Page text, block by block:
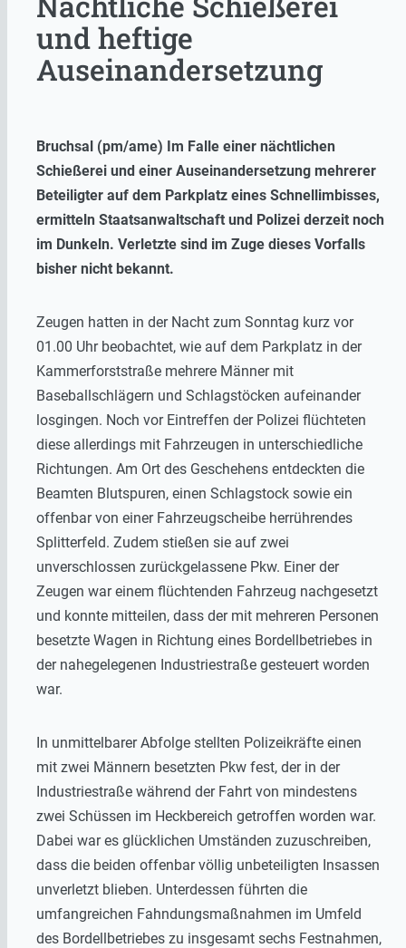
und heftige
Auseinandersetzung
Bruchsal (pm/ame) Im Falle einer nächtlichen
Schießerei und einer Auseinandersetzung mehrerer
Beteiligter auf dem Parkplatz eines Schnellimbisses,
ermitteln Staatsanwaltschaft und Polizei derzeit noch
im Dunkeln. Verletzte sind im Zuge dieses Vorfalls
bisher nicht bekannt.
Zeugen hatten in der Nacht zum Sonntag kurz vor
01.00 Uhr beobachtet, wie auf dem Parkplatz in der
Kammerforststraße mehrere Männer mit
Baseballschlägern und Schlagstöcken aufeinander
losgingen. Noch vor Eintreffen der Polizei flüchteten
diese allerdings mit Fahrzeugen in unterschiedliche
Richtungen. Am Ort des Geschehens entdeckten die
Beamten Blutspuren, einen Schlagstock sowie ein
offenbar von einer Fahrzeugscheibe herrührendes
Splitterfeld. Zudem stießen sie auf zwei
unverschlossen zurückgelassene Pkw. Einer der
Zeugen war einem flüchtenden Fahrzeug nachgesetzt
und konnte mitteilen, dass der mit mehreren Personen
besetzte Wagen in Richtung eines Bordellbetriebes in
der nahegelegenen Industriestraße gesteuert worden
war.
In unmittelbarer Abfolge stellten Polizeikräfte einen
mit zwei Männern besetzten Pkw fest, der in der
Industriestraße während der Fahrt von mindestens
zwei Schüssen im Heckbereich getroffen worden war.
Dabei war es glücklichen Umständen zuzuschreiben,
dass die beiden offenbar völlig unbeteiligten Insassen
unverletzt blieben. Unterdessen führten die
umfangreichen Fahndungsmaßnahmen im Umfeld
des Bordellbetriebes zu insgesamt sechs Festnahmen,